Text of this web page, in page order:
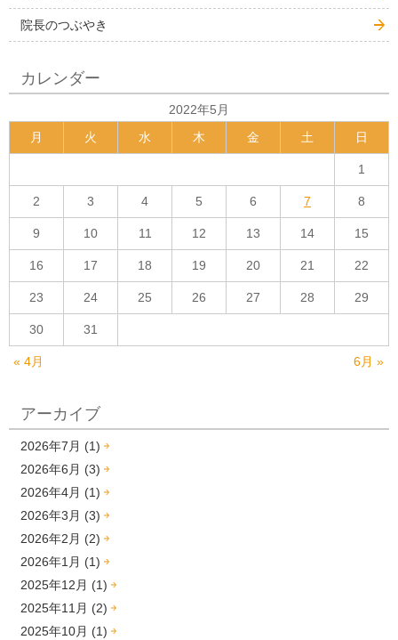
院長のつぶやき
カレンダー
2022年5月
月
火 水 木 金 土 日
« 4月 6月 »
1
2 3 4 5 6 7 8
9 10 11 12 13 14 15
16 17 18 19 20 21 22
23 24 25 26 27 28 29
30 31
アーカイブ
2026年7月 (1)
2026年6月 (3)
2026年4月 (1)
2026年3月 (3)
2026年2月 (2)
2026年1月 (1)
2025年12月 (1)
2025年11月 (2)
2025年10月 (1)